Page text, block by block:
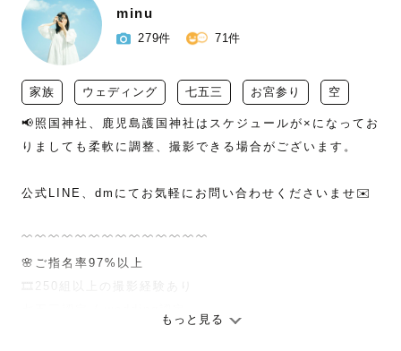
minu
279件 71件
家族 ウェディング 七五三 お宮参り 空
📢照国神社、鹿児島護国神社はスケジュールが×になってお
りましても柔軟に調整、撮影できる場合がございます。
公式LINE、dmにてお気軽にお問い合わせくださいませ✉️
﹋﹋﹋﹋﹋﹋﹋﹋﹋﹋﹋﹋﹋﹋
🌸ご指名率97%以上
🎞️250組以上の撮影経験あり
もっと見る